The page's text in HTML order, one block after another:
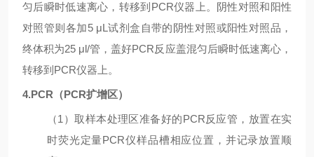
匀后瞬时低速离心，转移到 PCR仪器上。阴性对照和阳性
对照管则各加5 μL 试剂盒自带的阴性对照或阳性对照品，
终体积为25 μl/管，盖好PCR反应盖混匀后瞬时低速离心，
转移到 PCR仪器上。
4.PCR （PCR扩增区）
（1 ）取样本处理区准备好的PCR反应管，放置在实
时荧光定量PCR仪样品槽相应位置，并记录放置顺